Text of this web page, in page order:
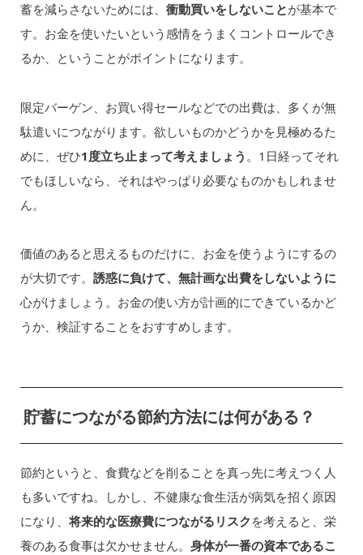
蓄を減らさないためには、 衝動買いをしないことが基本で
す。お金を使いたいという感情をうまくコントロールでき
るか、ということがポイントになります。
限定バーゲン、お買い得セールなどでの出費は、多くが無
駄遣いにつながります。欲しいものかどうかを見極めるた
めに、ぜひ1度立ち止まって考えましょう 。1日経ってそれ
でもほしいなら、それはやっぱり必要なものかもしれませ
ん。
価値のあると思えるものだけに、お金を使うようにするの
が大切です。 誘惑に負けて、無計画な出費をしないように
心がけましょう。お金の使い方が計画的にできているかど
うか、検証することをおすすめします。
貯蓄につながる節約方法には何がある？
節約というと、食費などを削ることを真っ先に考えつく人
も多いですね。しかし、不健康な食生活が病気を招く原因
になり、将来的な医療費につながるリスク を考えると、栄
養のある食事は欠かせません。 身体が一番の資本であるこ